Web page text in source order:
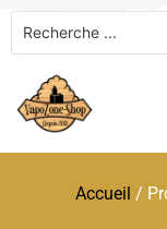
Accueil /